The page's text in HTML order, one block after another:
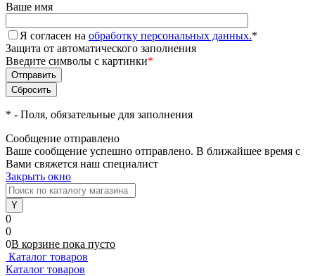
Ваше имя
Я согласен на обработку персональных данных.*
Защита от автоматического заполнения
Введите символы с картинки*
* - Поля, обязательные для заполнения
Сообщение отправлено
Ваше сообщение успешно отправлено. В ближайшее время с
Вами свяжется наш специалист
Закрыть окно
0
0
0В корзине пока пусто
Каталог товаров
Каталог товаров